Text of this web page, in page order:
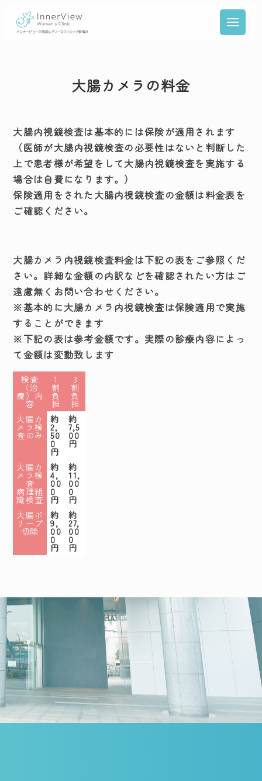
大腸カメラの料金
大腸内視鏡検査は基本的には保険が適用されます
（医師が大腸内視鏡検査の必要性はないと判断した
上で患者様が希望をして大腸内視鏡検査を実施する
場合は自費になります。）
保険適用をされた大腸内視鏡検査の金額は料金表を
ご確認ください。
大腸カメラ内視鏡検査料金は下記の表をご参照くだ
さい。詳細な金額の内訳などを確認されたい方はご
遠慮無くお問い合わせください。
※基本的に大腸カメラ内視鏡検査は保険適用で実施
することができます
※下記の表は参考金額です。実際の診療内容によっ
て金額は変動致します
検査
（治
療）内
容
1
割
負
担
3
割
負
担
大腸カ
メラ検
査のみ
約
2,
50
0
円
約
7,5
00
円
大腸カ
メラ検
査
病理組
織検査
約
4,
00
0
円
約
11,
00
0
円
大腸ポ
リープ
切除
約
9,
00
0
円
約
27,
00
0
円